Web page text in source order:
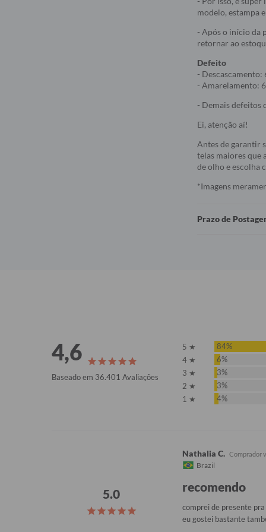
modelo, estampa
- Após o início da
retornar ao
Defeito
- Descascamento:
- Amarelamento:
- Demais defeitos
Ei, atenção aí!
Antes de garantir
telas maiores que
de olho e escolha
*Imagens
Prazo de
4,6
Baseado em 36.401 Avaliações
5 ★
84%
4 ★
6%
3 ★
3%
2 ★
3%
1 ★
4%
Nathalia C.
Brazil
recomendo
comprei de presente
eu gostei bastante